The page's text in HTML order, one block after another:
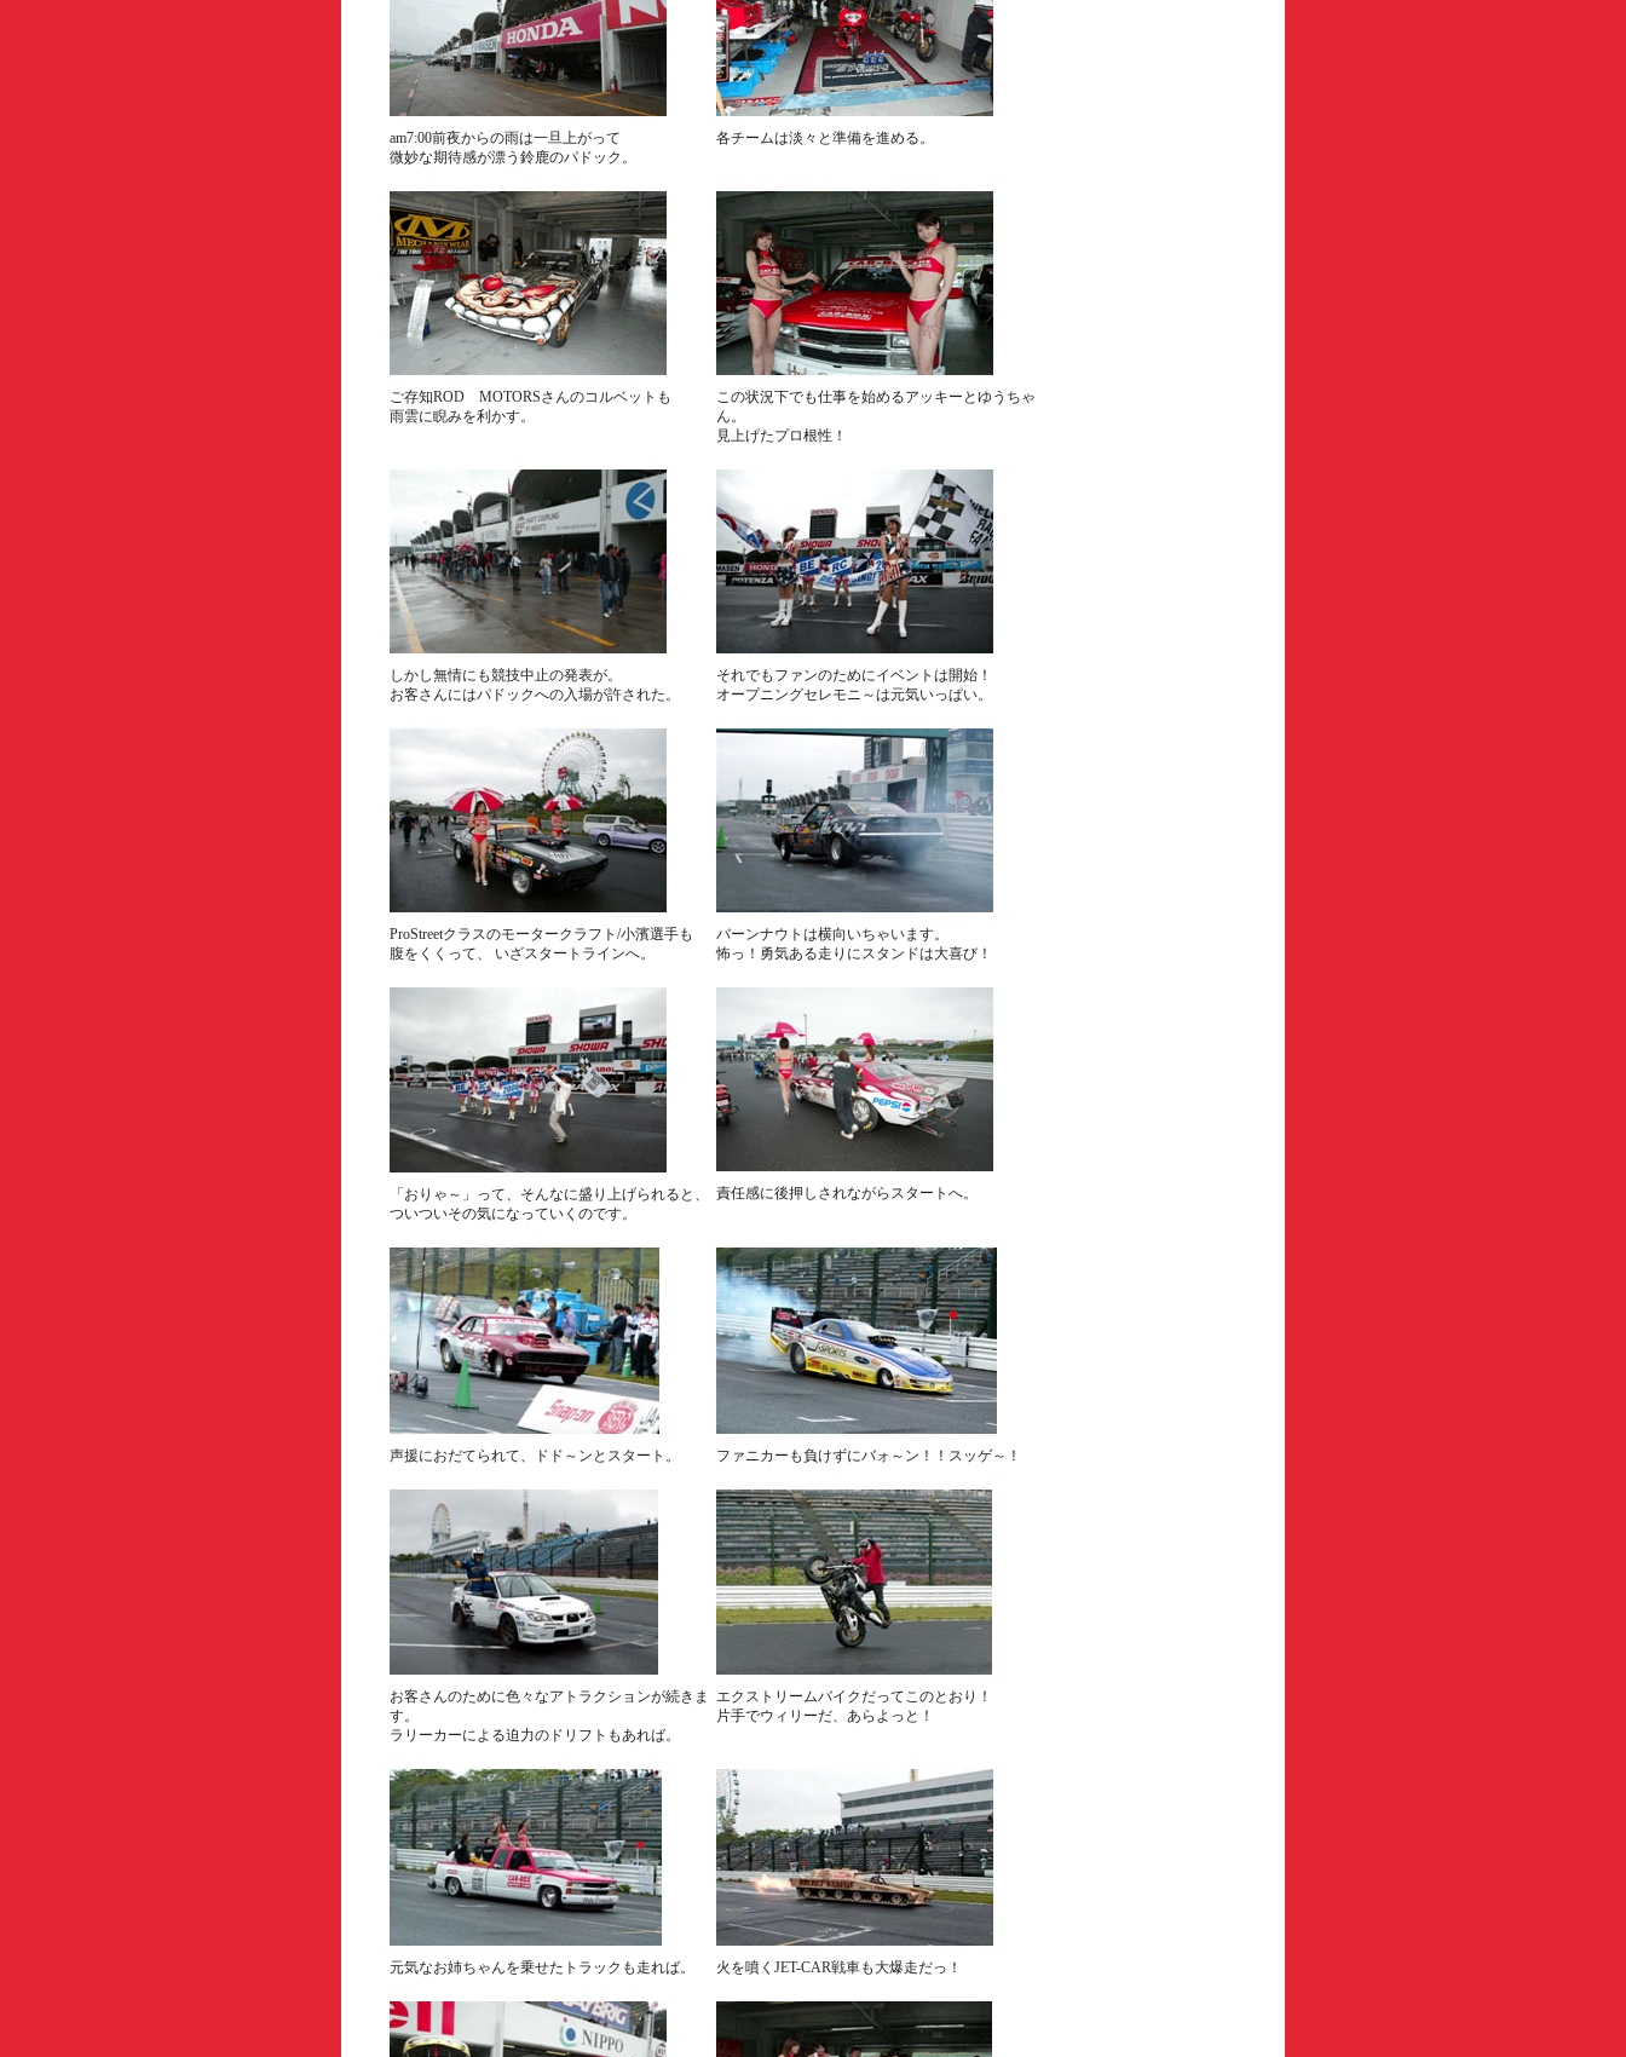
am7:00前夜からの雨は一旦上がって
微妙な期待感が漂う鈴鹿のパドック。
各チームは淡々と準備を進める。
ご存知ROD MOTORSさんのコルベットも
雨雲に睨みを利かす。
この状況下でも仕事を始めるアッキーとゆうちゃ
ん。
見上げたプロ根性！
しかし無情にも競技中止の発表が。
お客さんにはパドックへの入場が許された。
それでもファンのためにイベントは開始！
オープニングセレモニ～は元気いっぱい。
ProStreetクラスのモータークラフト/小濱選手も
腹をくくって、 いざスタートラインへ。
バーンナウトは横向いちゃいます。
怖っ！勇気ある走りにスタンドは大喜び！
「おりゃ～」って、そんなに盛り上げられると、
ついついその気になっていくのです。
責任感に後押しされながらスタートへ。
声援におだてられて、ドド～ンとスタート。 ファニカーも負けずにバォ～ン！！スッゲ～！
お客さんのために色々なアトラクションが続きま
す。
ラリーカーによる迫力のドリフトもあれば。
エクストリームバイクだってこのとおり！
片手でウィリーだ、あらよっと！
元気なお姉ちゃんを乗せたトラックも走れば。 火を噴くJET-CAR戦車も大爆走だっ！